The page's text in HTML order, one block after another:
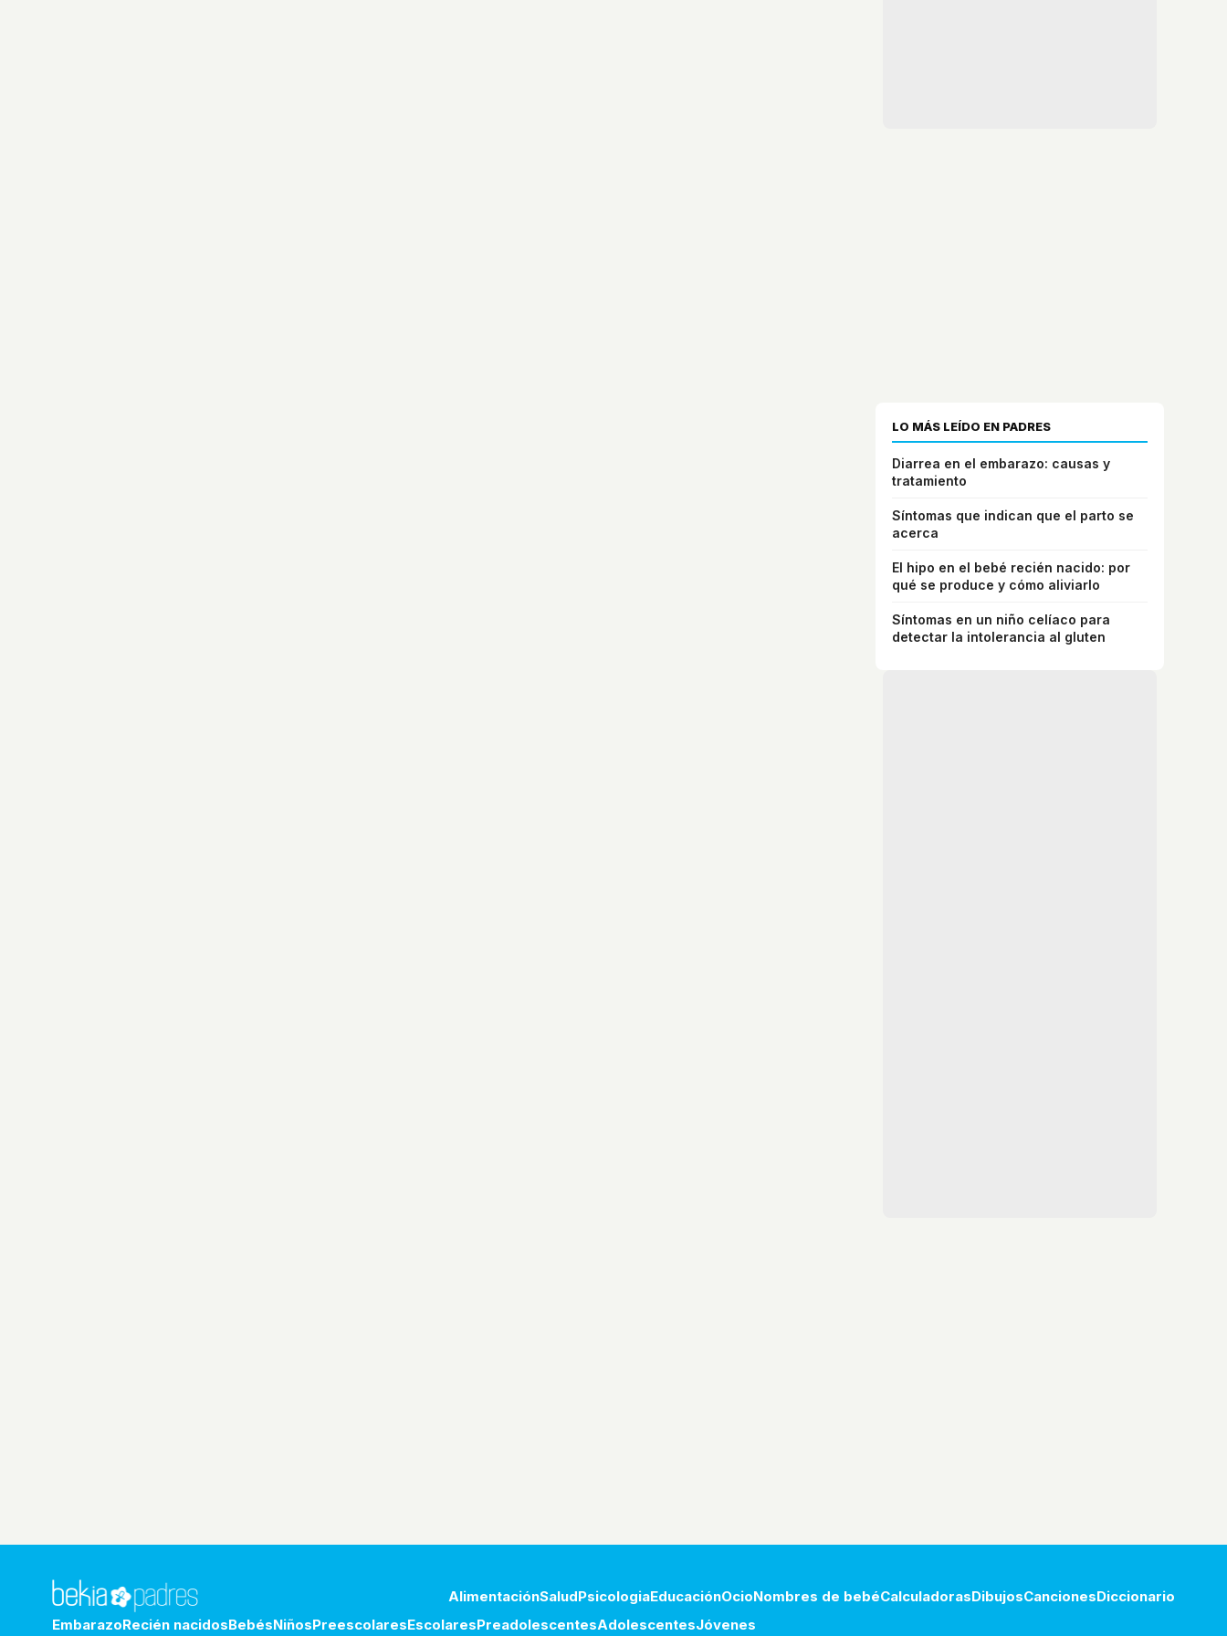
LO MÁS LEÍDO EN PADRES
Diarrea en el embarazo: causas y
tratamiento
Síntomas que indican que el parto se
acerca
El hipo en el bebé recién nacido: por
qué se produce y cómo aliviarlo
Síntomas en un niño celíaco para
detectar la intolerancia al gluten
AlimentaciónSaludPsicologiaEducaciónOcioNombres de bebéCalculadorasDibujosCancionesDiccionario
EmbarazoRecién nacidosBebésNiñosPreescolaresEscolaresPreadolescentesAdolescentesJóvenes